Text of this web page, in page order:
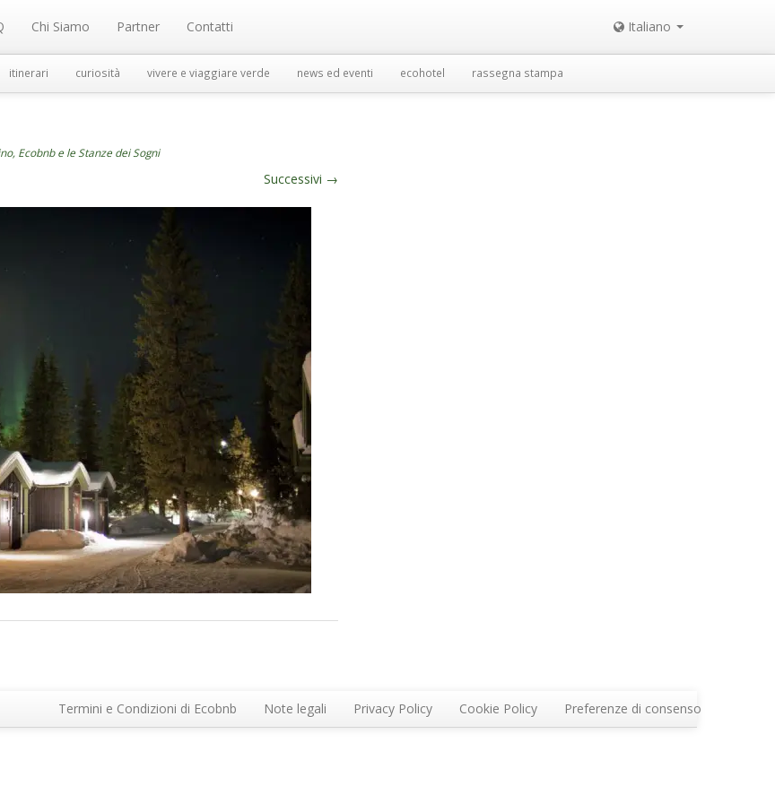
Chi Siamo Partner Contatti Italiano
itinerari curiosità vivere e viaggiare verde news ed eventi ecohotel rassegna stampa
Ecobnb e le Stanze dei Sogni
Successivi →
Termini e Condizioni di Ecobnb Note legali Privacy Policy Cookie Policy Preferenze di consenso